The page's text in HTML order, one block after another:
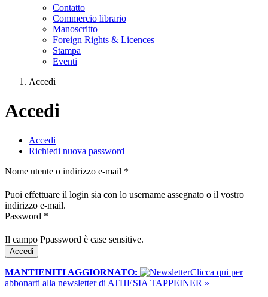
Contatto
Commercio librario
Manoscritto
Foreign Rights & Licences
Stampa
Eventi
Accedi
Accedi
Schede primarie
Accedi
Richiedi nuova password
Nome utente o indirizzo e-mail *
Puoi effettuare il login sia con lo username assegnato o il vostro
indirizzo e-mail.
Password *
Il campo Ppassword è case sensitive.
MANTIENITI AGGIORNATO:
​Clicca qui per
abbonarti alla newsletter di ATHESIA TAPPEINER »